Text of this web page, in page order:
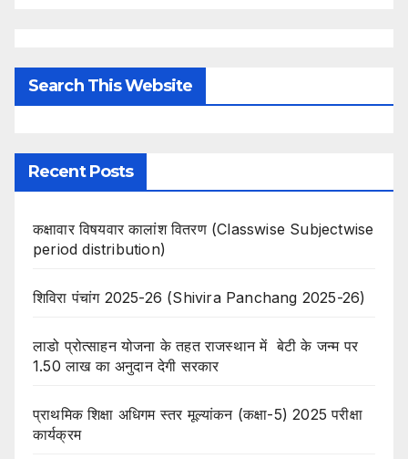
Search This Website
Recent Posts
कक्षावार विषयवार कालांश वितरण (Classwise Subjectwise
period distribution)
शिविरा पंचांग 2025-26 (Shivira Panchang 2025-26)
लाडो प्रोत्साहन योजना के तहत राजस्थान में बेटी के जन्म पर
1.50 लाख का अनुदान देगी सरकार
प्राथमिक शिक्षा अधिगम स्तर मूल्यांकन (कक्षा-5) 2025 परीक्षा
कार्यक्रम